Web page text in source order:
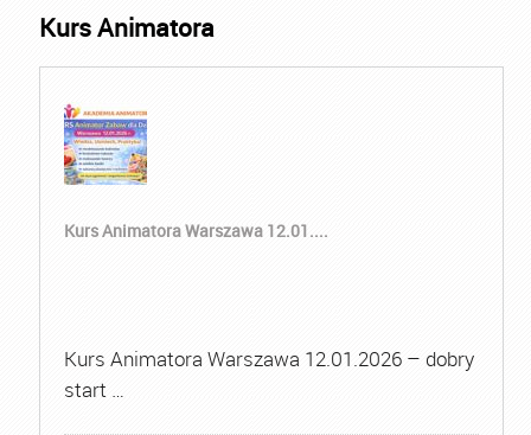
Kurs Animatora
Kurs Animatora Warszawa 12.01....
Kurs Animatora Warszawa 12.01.2026 – dobry
start …